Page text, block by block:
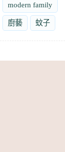
modern family
廚藝 蚊子